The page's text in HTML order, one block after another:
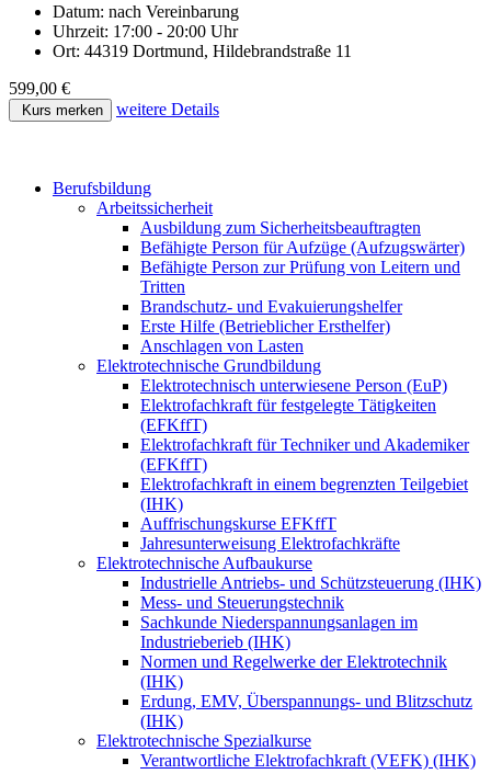
Datum: nach Vereinbarung
Uhrzeit: 17:00 - 20:00 Uhr
Ort: 44319 Dortmund, Hildebrandstraße 11
599,00 €
Kurs merken weitere Details
Berufsbildung
Arbeitssicherheit
Ausbildung zum Sicherheitsbeauftragten
Befähigte Person für Aufzüge (Aufzugswärter)
Befähigte Person zur Prüfung von Leitern und
Tritten
Brandschutz- und Evakuierungshelfer
Erste Hilfe (Betrieblicher Ersthelfer)
Anschlagen von Lasten
Elektrotechnische Grundbildung
Elektrotechnisch unterwiesene Person (EuP)
Elektrofachkraft für festgelegte Tätigkeiten
(EFKffT)
Elektrofachkraft für Techniker und Akademiker
(EFKffT)
Elektrofachkraft in einem begrenzten Teilgebiet
(IHK)
Auffrischungskurse EFKffT
Jahresunterweisung Elektrofachkräfte
Elektrotechnische Aufbaukurse
Industrielle Antriebs- und Schützsteuerung (IHK)
Mess- und Steuerungstechnik
Sachkunde Niederspannungsanlagen im
Industrieberieb (IHK)
Normen und Regelwerke der Elektrotechnik
(IHK)
Erdung, EMV, Überspannungs- und Blitzschutz
(IHK)
Elektrotechnische Spezialkurse
Verantwortliche Elektrofachkraft (VEFK) (IHK)